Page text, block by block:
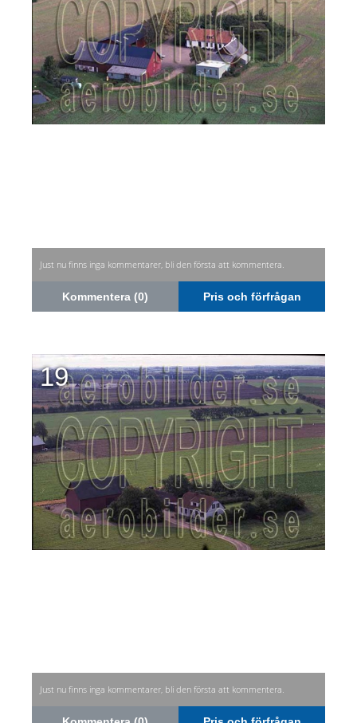
Just nu finns inga kommentarer, bli den första att kommentera.
Kommentera (0) Pris och förfrågan
19
Just nu finns inga kommentarer, bli den första att kommentera.